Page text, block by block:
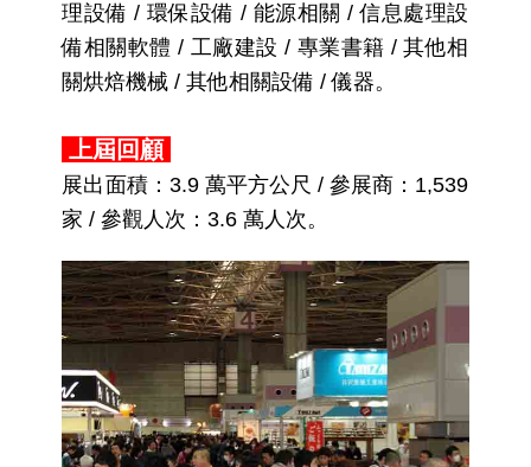
理設備 / 環保設備 / 能源相關 / 信息處理設
備相關軟體 / 工廠建設 / 專業書籍 / 其他相
關烘焙機械 / 其他相關設備 / 儀器。
上屆回顧
展出面積：3.9 萬平方公尺 / 參展商：1,539
家 / 參觀人次：3.6 萬人次。